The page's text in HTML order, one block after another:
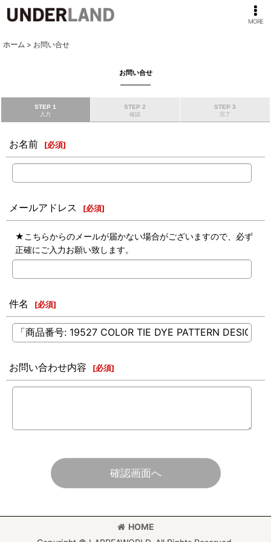
MORE
ホーム > お問い合せ
お問い合せ
STEP 1
入力
STEP 2
確認
STEP 3
完了
お名前 [必須]
メールアドレス [必須]
★こちらからのメールが届かない場合がございますので、必ず
正確にご入力お願い致します。
件名 [必須]
お問い合わせ内容 [必須]
確認画面へ
HOME